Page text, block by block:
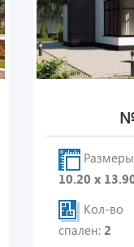
10.20 х
Кол-во
спален: 2